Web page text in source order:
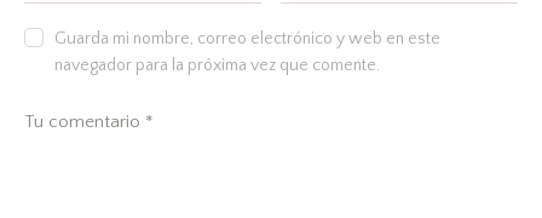
Guarda mi nombre, correo electrónico y web en este
navegador para la próxima vez que comente.